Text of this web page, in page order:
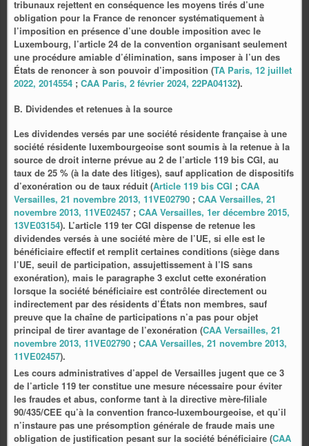
tribunaux rejettent en conséquence les moyens tirés d’une
obligation pour la France de renoncer systématiquement à
l’imposition en présence d’une double imposition avec le
Luxembourg, l’article 24 de la convention organisant seulement
une procédure amiable d’élimination, sans imposer à l’un des
États de renoncer à son pouvoir d’imposition (TA Paris, 12 juillet
2022, 2014554 ; CAA Paris, 2 février 2024, 22PA04132).
B. Dividendes et retenues à la source
Les dividendes versés par une société résidente française à une
société résidente luxembourgeoise sont soumis à la retenue à la
source de droit interne prévue au 2 de l’article 119 bis CGI, au
taux de 25 % (à la date des litiges), sauf application de dispositifs
d’exonération ou de taux réduit (Article 119 bis CGI ; CAA
Versailles, 21 novembre 2013, 11VE02790 ; CAA Versailles, 21
novembre 2013, 11VE02457 ; CAA Versailles, 1er décembre 2015,
13VE03154). L’article 119 ter CGI dispense de retenue les
dividendes versés à une société mère de l’UE, si elle est le
bénéficiaire effectif et remplit certaines conditions (siège dans
l’UE, seuil de participation, assujettissement à l’IS sans
exonération), mais le paragraphe 3 exclut cette exonération
lorsque la société bénéficiaire est contrôlée directement ou
indirectement par des résidents d’États non membres, sauf
preuve que la chaîne de participations n’a pas pour objet
principal de tirer avantage de l’exonération (CAA Versailles, 21
novembre 2013, 11VE02790 ; CAA Versailles, 21 novembre 2013,
11VE02457).
Les cours administratives d’appel de Versailles jugent que ce 3
de l’article 119 ter constitue une mesure nécessaire pour éviter
les fraudes et abus, conforme tant à la directive mère‑filiale
90/435/CEE qu’à la convention franco‑luxembourgeoise, et qu’il
n’instaure pas une présomption générale de fraude mais une
obligation de justification pesant sur la société bénéficiaire (CAA